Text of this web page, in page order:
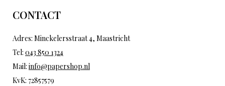
CONTACT
Adres: Minckelersstraat 4, Maastricht
Tel: 043 850 1324
Mail: info@papershop.nl
KvK: 72857579